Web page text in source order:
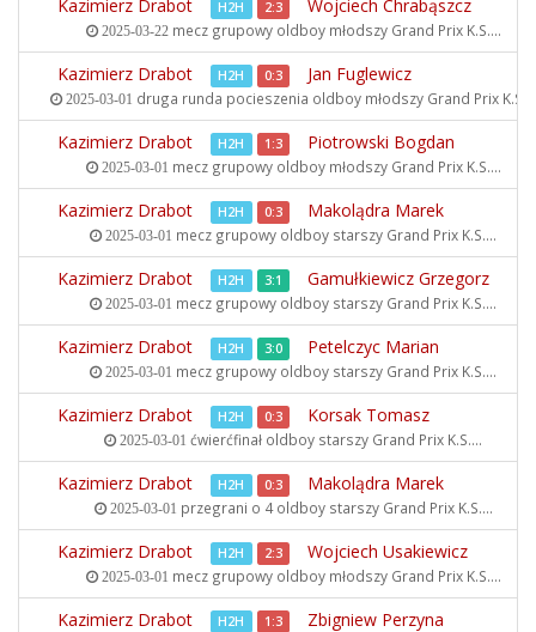
Kazimierz Drabot H2H 2:3 Wojciech Chrabąszcz
2025-03-22mecz grupowy oldboy młodszy Grand Prix K.S....
Kazimierz Drabot H2H 0:3 Jan Fuglewicz
2025-03-01 druga runda pocieszenia oldboy młodszy Grand Prix K.S....
Kazimierz Drabot H2H 1:3 Piotrowski Bogdan
2025-03-01 mecz grupowy oldboy młodszy Grand Prix K.S....
Kazimierz Drabot H2H 0:3 Makolądra Marek
2025-03-01 mecz grupowy oldboy starszy Grand Prix K.S....
Kazimierz Drabot H2H 3:1 Gamułkiewicz Grzegorz
2025-03-01 mecz grupowy oldboy starszy Grand Prix K.S....
Kazimierz Drabot H2H 3:0 Petelczyc Marian
2025-03-01 mecz grupowy oldboy starszy Grand Prix K.S....
Kazimierz Drabot H2H 0:3 Korsak Tomasz
2025-03-01 ćwierćfinał oldboy starszy Grand Prix K.S....
Kazimierz Drabot H2H 0:3 Makolądra Marek
2025-03-01 przegrani o 4 oldboy starszy Grand Prix K.S....
Kazimierz Drabot H2H 2:3 Wojciech Usakiewicz
2025-03-01 mecz grupowy oldboy młodszy Grand Prix K.S....
Kazimierz Drabot H2H 1:3 Zbigniew Perzyna